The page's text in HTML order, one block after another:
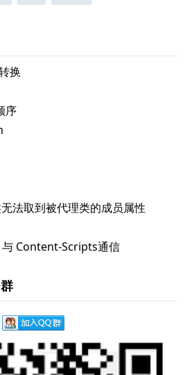
换
序
法取到被代理类的成员属性
Content-Scripts通信